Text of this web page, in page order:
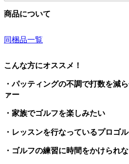
商品について
同梱品一覧
こんな方にオススメ！
・パッティングの不調で打数を減
ァー
・家族でゴルフを楽しみたい
・レッスンを行なっているプロゴ
・ゴルフの練習に時間をかけられ